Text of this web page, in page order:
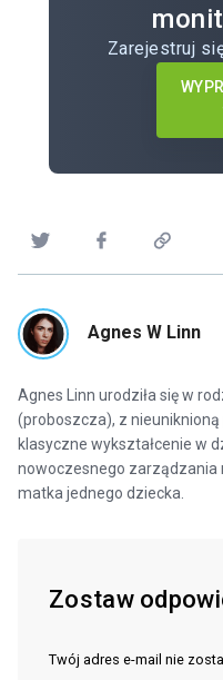
Zarejestruj
Agnes W Linn
Agnes Linn urodziła się w
(proboszcza), z nieuniknioną
klasyczne wykształcenie w
nowoczesnego zarządzania
matka jednego dziecka.
Zostaw
Twój adres e-mail nie